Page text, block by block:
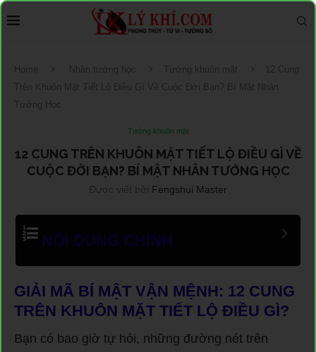
Home Nhân tướng học Tướng khuôn mặt
12 Cung
Trên Khuôn Mặt Tiết Lộ Điều Gì Về Cuộc Đời Bạn? Bí Mật Nhân
Tướng Học
Tướng khuôn mặt
12 CUNG TRÊN KHUÔN MẶT TIẾT LỘ ĐIỀU GÌ VỀ
CUỘC ĐỜI BẠN? BÍ MẬT NHÂN TƯỚNG HỌC
Được viết bởi Fengshui Master
NỘI DUNG CHÍNH
GIẢI MÃ BÍ MẬT VẬN MỆNH: 12 CUNG
TRÊN KHUÔN MẶT TIẾT LỘ ĐIỀU GÌ?
Bạn có bao giờ tự hỏi, những đường nét trên